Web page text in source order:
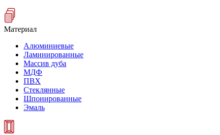
Материал
Алюминиевые
Ламинированные
Массив дуба
МДФ
ПВХ
Стеклянные
Шпонированные
Эмаль